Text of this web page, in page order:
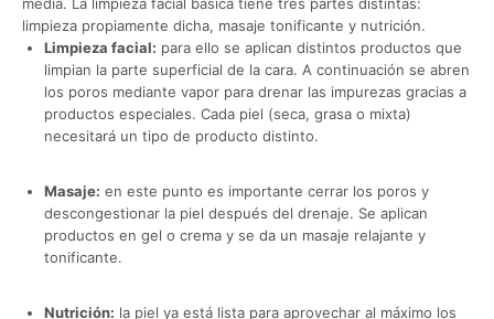
limpieza propiamente dicha, masaje tonificante y nutrición.
Limpieza facial: para ello se aplican distintos productos que
limpian la parte superficial de la cara. A continuación se abren
los poros mediante vapor para drenar las impurezas gracias a
productos especiales. Cada piel (seca, grasa o mixta)
necesitará un tipo de producto distinto.
Masaje: en este punto es importante cerrar los poros y
descongestionar la piel después del drenaje. Se aplican
productos en gel o crema y se da un masaje relajante y
tonificante.
Nutrición: la piel ya está lista para aprovechar al máximo los